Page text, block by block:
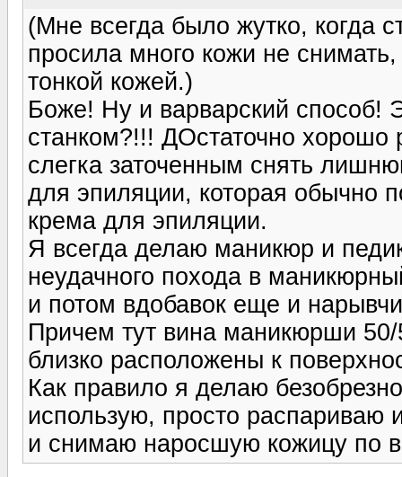
(Мне всегда было жутко, когда
просила много кожи не
тонкой кожей.)
Боже! Ну и варварский способ!
станком?!!! ДОстаточно хорошо
слегка заточенным снять
для эпиляции, которая обычно
крема для эпиляции.
Я всегда делаю маникюр и
неудачного похода в
и потом вдобавок еще и
Причем тут вина маникюрши
близко расположены к
Как правило я делаю
использую, просто распариваю
и снимаю наросшую кожицу по